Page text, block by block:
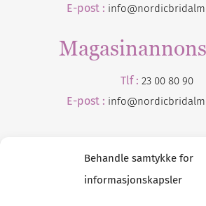
Behandle samtykke for
informasjonskapsler
E-post :
Tlf : 23 00 80 90
E-post : info@